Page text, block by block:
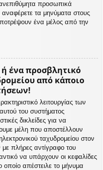
προσωπικά
τα μηνύματα στους
ένα μέλος από την
ένα προσβλητικό
από κάποιο
λειτουργίας των
του συστήματος
δικλείδες για να
μέλη που αποστέλλουν
ταχυδρομείου στον
με πλήρες αντίγραφο του
να υπάρχουν οι κεφαλίδες
οποίο απέστειλε το μήνυμα